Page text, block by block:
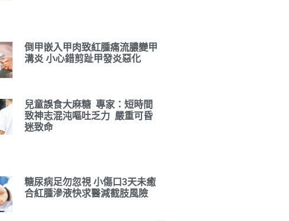
倒甲嵌入甲肉致紅腫痛流膿變甲
溝炎 小心錯剪趾甲發炎惡化
兒童誤食大麻糖 專家：短時間
致神志混沌嘔吐乏力 嚴重可昏
迷致命
糖尿病足勿忽視 小傷口3天未癒
合紅腫滲液快求醫減截肢風險